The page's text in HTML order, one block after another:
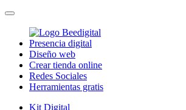
Presencia digital
Diseño web
Crear tienda online
Redes Sociales
Herramientas gratis
Kit Digital